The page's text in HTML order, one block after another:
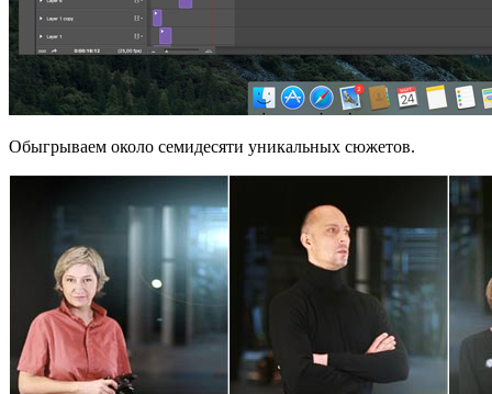
Обыгрываем около семидесяти уникальных сюжетов.